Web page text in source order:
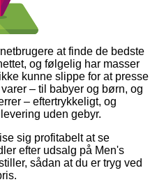
at finde de bedste
og følgelig har masser
kunne slippe for at presse
– til babyer og børn, og
– eftertrykkeligt, og
uden gebyr.
sig profitabelt at se
efter udsalg på Men's
sådan at du er tryg ved